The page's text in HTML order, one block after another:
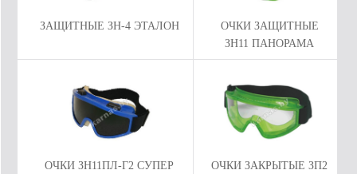
ЗАЩИТНЫЕ ЗН-4 ЭТАЛОН
ОЧКИ ЗАЩИТНЫЕ
ЗН11 ПАНОРАМА
ОЧКИ ЗН11ПЛ-Г2 СУПЕР
ОЧКИ ЗАКРЫТЫЕ ЗП2